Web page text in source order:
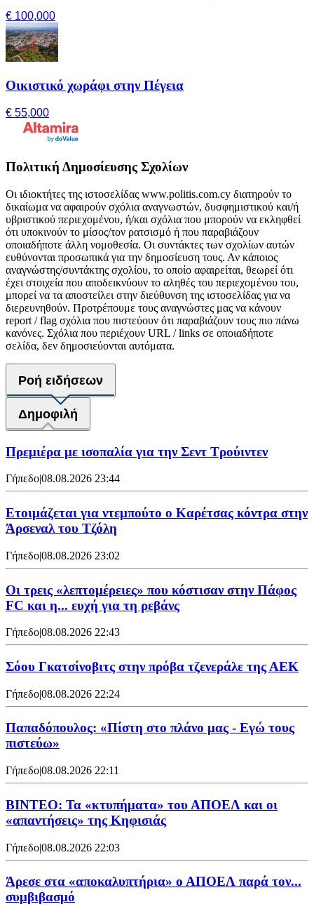
€ 100,000
Οικιστικό χωράφι στην Πέγεια
€ 55,000
Πολιτική Δημοσίευσης Σχολίων
Οι ιδιοκτήτες της ιστοσελίδας www.politis.com.cy διατηρούν το
δικαίωμα να αφαιρούν σχόλια αναγνωστών, δυσφημιστικού και/ή
υβριστικού περιεχομένου, ή/και σχόλια που μπορούν να εκληφθεί
ότι υποκινούν το μίσος/τον ρατσισμό ή που παραβιάζουν
οποιαδήποτε άλλη νομοθεσία. Οι συντάκτες των σχολίων αυτών
ευθύνονται προσωπικά για την δημοσίευση τους. Αν κάποιος
αναγνώστης/συντάκτης σχολίου, το οποίο αφαιρείται, θεωρεί ότι
έχει στοιχεία που αποδεικνύουν το αληθές του περιεχομένου του,
μπορεί να τα αποστείλει στην διεύθυνση της ιστοσελίδας για να
διερευνηθούν. Προτρέπουμε τους αναγνώστες μας να κάνουν
report / flag σχόλια που πιστεύουν ότι παραβιάζουν τους πιο πάνω
κανόνες. Σχόλια που περιέχουν URL / links σε οποιαδήποτε
σελίδα, δεν δημοσιεύονται αυτόματα.
Ροή ειδήσεων
Δημοφιλή
Πρεμιέρα με ισοπαλία για την Σεντ Τρούιντεν
Γήπεδο|08.08.2026 23:44
Ετοιμάζεται για ντεμπούτο ο Καρέτσας κόντρα στην
Άρσεναλ του Τζόλη
Γήπεδο|08.08.2026 23:02
Οι τρεις «λεπτομέρειες» που κόστισαν στην Πάφος
FC και η... ευχή για τη ρεβάνς
Γήπεδο|08.08.2026 22:43
Σόου Γκατσίνοβιτς στην πρόβα τζενεράλε της ΑΕΚ
Γήπεδο|08.08.2026 22:24
Παπαδόπουλος: «Πίστη στο πλάνο μας - Εγώ τους
πιστεύω»
Γήπεδο|08.08.2026 22:11
ΒΙΝΤΕΟ: Τα «κτυπήματα» του ΑΠΟΕΛ και οι
«απαντήσεις» της Κηφισιάς
Γήπεδο|08.08.2026 22:03
Άρεσε στα «αποκαλυπτήρια» ο ΑΠΟΕΛ παρά τον...
συμβιβασμό